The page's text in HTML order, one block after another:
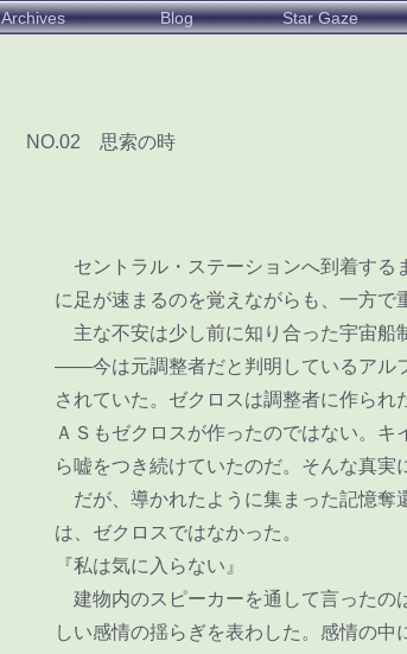
Archives Blog Star Gaze
NO.02 思索の時
セントラル・ステーションへ到着する
に足が速まるのを覚えながらも、一方で
主な不安は少し前に知り合った宇宙船
――今は元調整者だと判明しているアル
されていた。ゼクロスは調整者に作られ
ＡＳもゼクロスが作ったのではない。
ら嘘をつき続けていたのだ。そんな真実
だが、導かれたように集まった記憶奪
は、ゼクロスではなかった。
『私は気に入らない』
建物内のスピーカーを通して言ったの
しい感情の揺らぎを表わした。感情の中